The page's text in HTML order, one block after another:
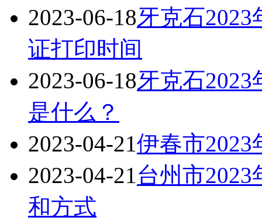
2023-06-18牙克石
证打印时间
2023-06-18牙克石
是什么？
2023-04-21伊春市
2023-04-21台州市
和方式